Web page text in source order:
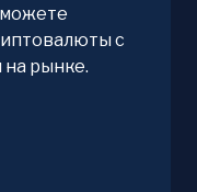
с
рынке.